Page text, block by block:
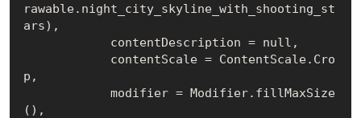
rawable.night_city_skyline_with_shooting_st
ars),
            contentDescription =
null ,
p,
(),